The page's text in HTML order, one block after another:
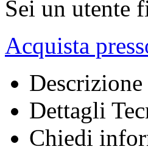
Sei un utente
Acquista
Descrizione
Dettagli
Chiedi